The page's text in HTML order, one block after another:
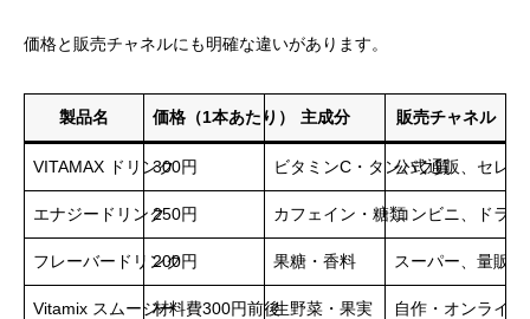
価格と販売チャネルにも明確な違いがあります。
製品名 価格（1本あたり） 主成分 販売チャネル
VITAMAX ドリンク300円 ビタミンC・タンパク質公式通販、セレ
エナジードリンク250円 カフェイン・糖類コンビニ、ドラ
フレーバードリンク
200円 果糖・香料 スーパー、量販店
Vitamix スムージー材料費300円前後生野菜・果実 自作・オンライ